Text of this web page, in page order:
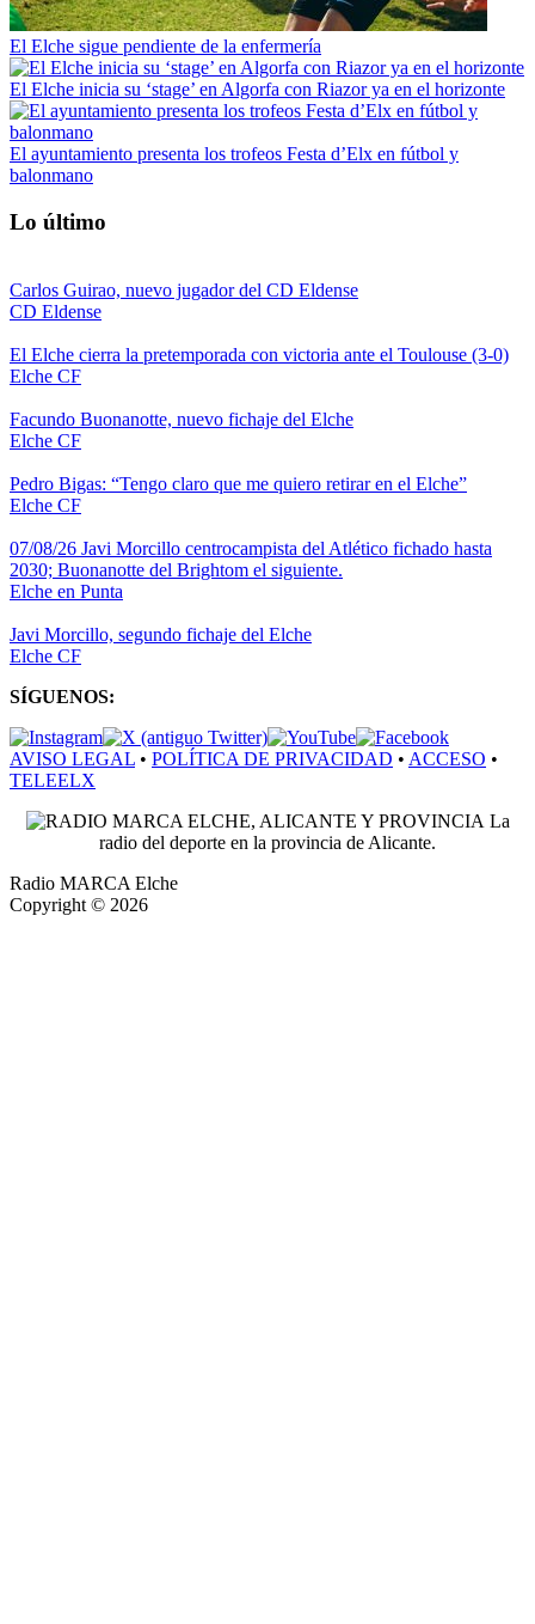
El Elche sigue pendiente de la enfermería
El Elche inicia su ‘stage’ en Algorfa con Riazor ya en el horizonte
El ayuntamiento presenta los trofeos Festa d’Elx en fútbol y
balonmano
Lo último
Carlos Guirao, nuevo jugador del CD Eldense
CD Eldense
El Elche cierra la pretemporada con victoria ante el Toulouse (3-0)
Elche CF
Facundo Buonanotte, nuevo fichaje del Elche
Elche CF
Pedro Bigas: “Tengo claro que me quiero retirar en el Elche”
Elche CF
07/08/26 Javi Morcillo centrocampista del Atlético fichado hasta
2030; Buonanotte del Brightom el siguiente.
Elche en Punta
Javi Morcillo, segundo fichaje del Elche
Elche CF
SÍGUENOS:
AVISO LEGAL • POLÍTICA DE PRIVACIDAD • ACCESO •
TELEELX
La
radio del deporte en la provincia de Alicante.
Radio MARCA Elche
Copyright © 2026